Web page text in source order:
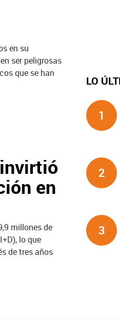
en su
ser peligrosas
que se han
en
millones de
lo que
de tres años
LO
1
2
3